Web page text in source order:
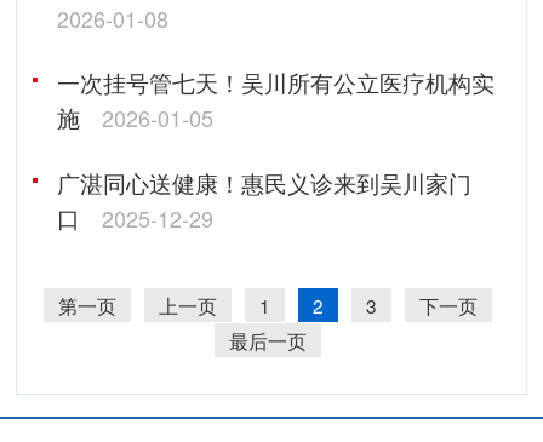
2026-01-08
一次挂号管七天！吴川所有公立医疗机构实
施
2026-01-05
广湛同心送健康！惠民义诊来到吴川家门
口
2025-12-29
第一页 上一页 1 2 3
下一页
最后一页